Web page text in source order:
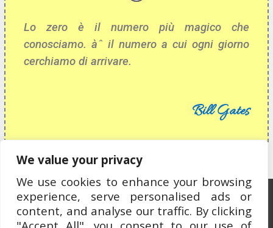
We value your privacy
We use cookies to enhance your browsing
experience, serve personalised ads or
content, and analyse our traffic. By clicking
Lo zero è il numero più magico che
conosciamo. àˆ il numero a cui ogni giorno
cerchiamo di arrivare.
Bill Gates
Ospitato da OCEWeb Network